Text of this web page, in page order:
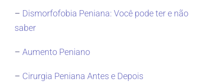
– Dismorfofobia Peniana: Você pode ter e não
saber
– Aumento Peniano
– Cirurgia Peniana Antes e Depois